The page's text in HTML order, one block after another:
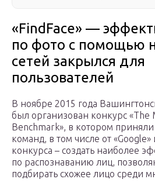
«FindFace» —
по фото с помощью
сетей закрылся для
пользователей
В ноябре 2015 года
был организован конкурс «The
Benchmark», в котором приняли
команд, в том числе от «Google»
конкурса – создать наиболее
по распознаванию лиц,
подбирать схожее лицо среди